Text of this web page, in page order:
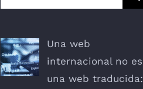
for:
Una web
internacional no es
una web traducida: